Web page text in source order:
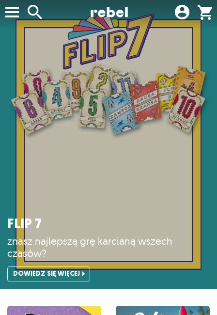
FLIP 7
znasz najlepszą grę karcianą wszech
czasów?
DOWIEDZ SIĘ WIĘCEJ